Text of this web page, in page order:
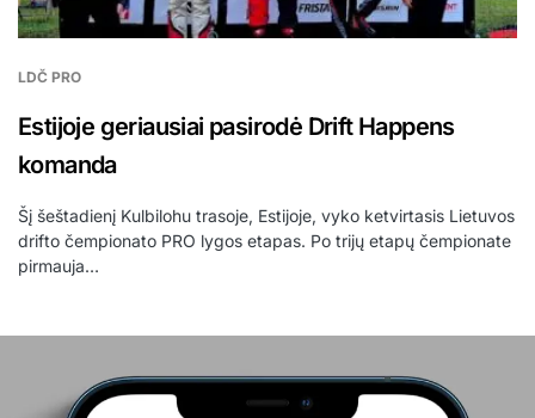
LDČ PRO
Estijoje geriausiai pasirodė Drift Happens
komanda
Šį šeštadienį Kulbilohu trasoje, Estijoje, vyko ketvirtasis Lietuvos
drifto čempionato PRO lygos etapas. Po trijų etapų čempionate
pirmauja…